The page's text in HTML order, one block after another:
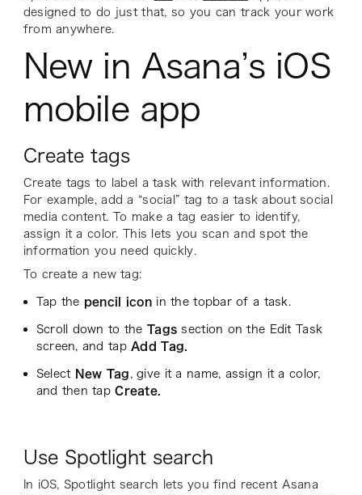
designed to do just that, so you can track your work
from anywhere.
New in Asana’s iOS
mobile app
Create tags
Create tags to label a task with relevant information.
For example, add a “social” tag to a task about social
media content. To make a tag easier to identify,
assign it a color. This lets you scan and spot the
information you need quickly.
To create a new tag:
Tap the pencil icon in the topbar of a task.
Scroll down to the Tagssection on the Edit Task
screen, and tap Add Tag.
Select New Tag , give it a name, assign it a color,
and then tapCreate.
Use Spotlight search
In iOS, Spotlight search lets you find recent Asana